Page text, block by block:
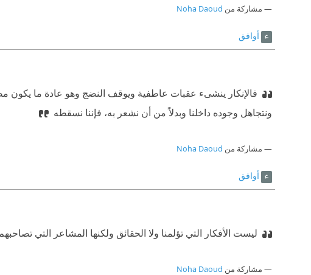
مشاركة من Noha Daoud
أوافق
فالإنكار ينشىء عقبات عاطفية ويوقف النضج وهو عادة ما
ونتجاهل وجوده داخلنا وبدلاً من أن نشعر به، فإننا نسقطه
مشاركة من Noha Daoud
أوافق
ليست الأفكار التي تؤلمنا ولا الحقائق ولكنها المشاعر التي
مشاركة من Noha Daoud